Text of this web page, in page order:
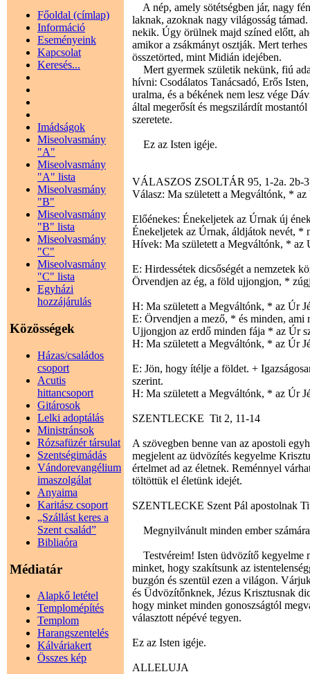
Főoldal (címlap)
Információ
Eseményeink
Kapcsolat
Keresés...
Imádságok
Miseolvasmány
"A"
Miseolvasmány
"A" lista
Miseolvasmány
"B"
Miseolvasmány
"B" lista
Miseolvasmány
"C"
Miseolvasmány
"C" lista
Egyházi
hozzájárulás
Közösségek
Házas/családos
csoport
Acutis
hittancsoport
Gitárosok
Lelki adoptálás
Ministránsok
Rózsafüzér társulat
Szentségimádás
Vándorevangélium
imaszolgálat
Anyaima
Karitász csoport
„Szállást keres a
Szent család”
Bibliaóra
Médiatár
Alapkő letétel
Templomépítés
Templom
Harangszentelés
Kálváriakert
Összes kép
A nép, amely sötétségben jár, nagy
laknak, azoknak nagy világosság
nekik. Úgy örülnek majd színed előtt,
amikor a zsákmányt osztják. Mert
összetörted, mint Midián idejében.
Mert gyermek születik nekünk, fiú
hívni: Csodálatos Tanácsadó, Erős
uralma, és a békének nem lesz vége
által megerősít és megszilárdít
szeretete.
Ez az Isten igéje.
VÁLASZOS ZSOLTÁR 95, 1-2a. 2b-
Válasz: Ma született a Megváltónk, *
Előénekes: Énekeljetek az Úrnak új
Énekeljetek az Úrnak, áldjátok nevét, *
Hívek: Ma született a Megváltónk, * az
E: Hirdessétek dicsőségét a nemzetek
Örvendjen az ég, a föld ujjongjon, *
H: Ma született a Megváltónk, * az Úr
E: Örvendjen a mező, * és minden, ami
Ujjongjon az erdő minden fája * az Úr
H: Ma született a Megváltónk, * az Úr
E: Jön, hogy ítélje a földet. +
szerint.
H: Ma született a Megváltónk, * az Úr
SZENTLECKE Tit 2, 11-14
A szövegben benne van az apostoli
megjelent az üdvözítés kegyelme
értelmet ad az életnek. Reménnyel
töltöttük el életünk idejét.
SZENTLECKE Szent Pál apostolnak
Megnyilvánult minden ember
Testvéreim! Isten üdvözítő kegyelme
minket, hogy szakítsunk az
buzgón és szentül ezen a világon.
és Üdvözítőnknek, Jézus Krisztusnak
hogy minket minden gonoszságtól
választott népévé tegyen.
Ez az Isten igéje.
ALLELUJA